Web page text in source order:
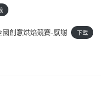
國創意烘焙競賽-感謝 下載